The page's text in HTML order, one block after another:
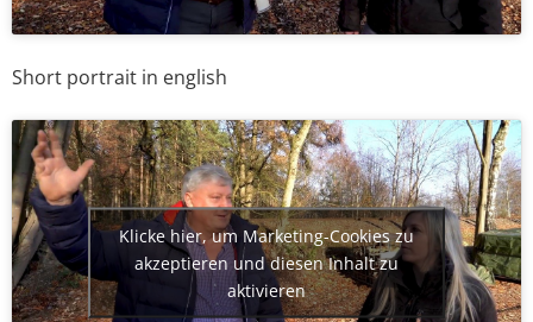
Short portrait in english
Klicke hier, um Marketing-Cookies zu
akzeptieren und diesen Inhalt zu
aktivieren